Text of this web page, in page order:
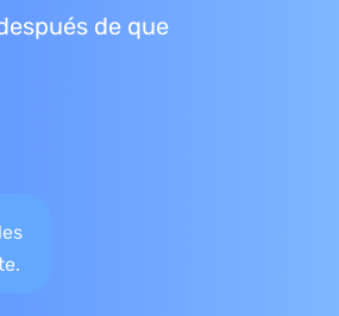
de que